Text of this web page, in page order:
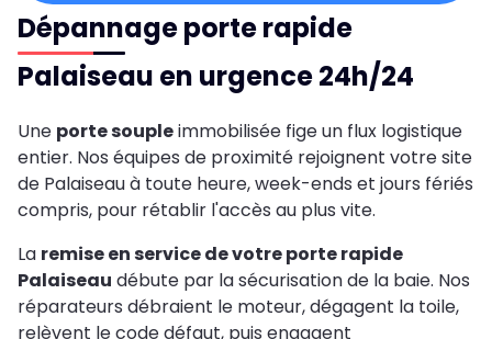
Dépannage porte rapide
Palaiseau en urgence 24h/24
Une porte soupleimmobilisée fige un flux logistique
entier. Nos équipes de proximité rejoignent votre site
de Palaiseau à toute heure, week-ends et jours fériés
compris, pour rétablir l'accès au plus vite.
La remise en service de votre porte rapide
Palaiseau débute par la sécurisation de la baie. Nos
réparateurs débraient le moteur, dégagent la toile,
relèvent le code défaut, puis engagent